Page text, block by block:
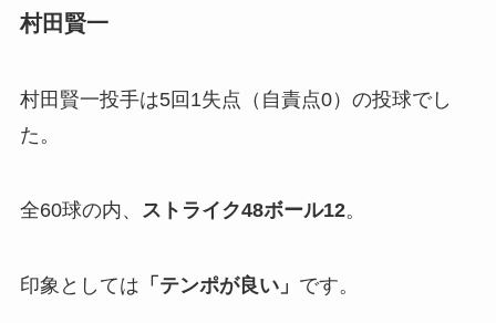
村田賢一
村田賢一投手は5回1失点（自責点0）の投球でし
た。
全60球の内、 ストライク48ボール12。
印象としては 「テンポが良い」 です。